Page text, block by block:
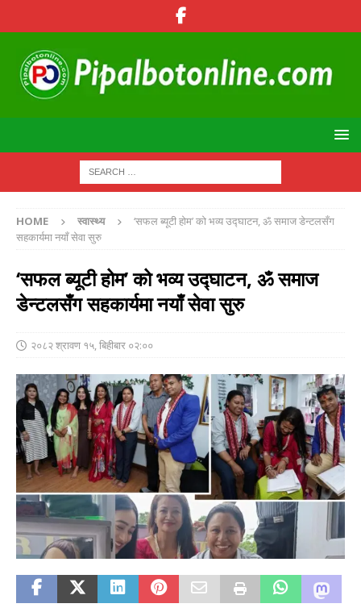
HOME स्वास्थ्य
‘सफल ब्यूटी होम’ को भव्य उद्घाटन, ॐ समाज डेन्टलसँग
सहकार्यमा नयाँ सेवा सुरु
‘सफल ब्यूटी होम’ को भव्य उद्घाटन, ॐ समाज
डेन्टलसँग सहकार्यमा नयाँ सेवा सुरु
२०८२ श्रावण १५, बिहीबार ०२:००